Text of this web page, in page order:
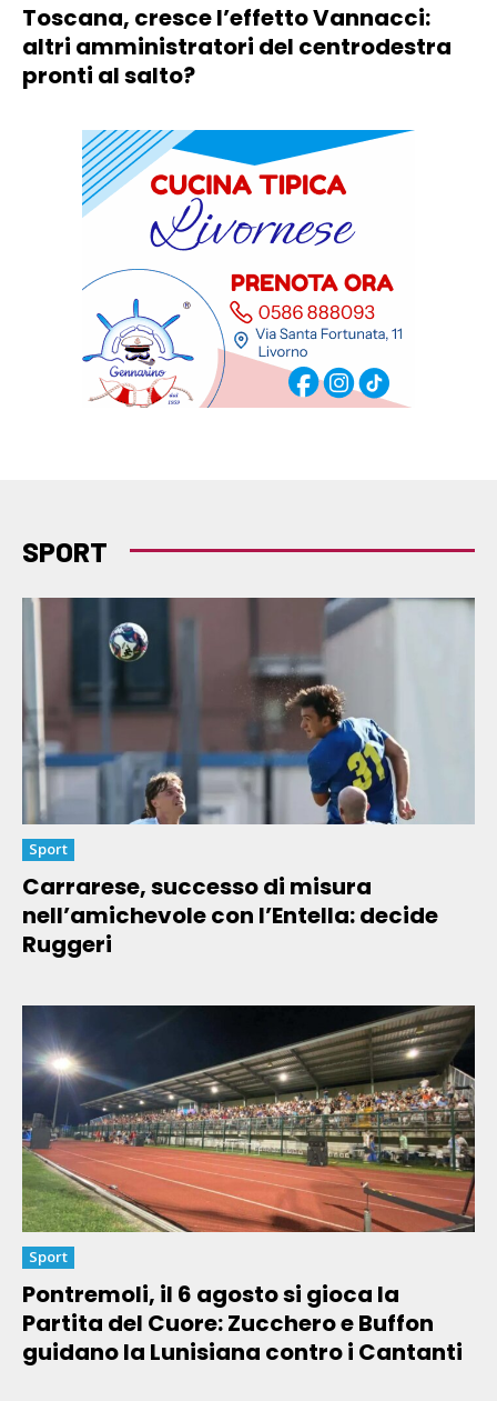
Toscana, cresce l’effetto Vannacci:
altri amministratori del centrodestra
pronti al salto?
SPORT
Sport
Carrarese, successo di misura
nell’amichevole con l’Entella: decide
Ruggeri
Sport
Pontremoli, il 6 agosto si gioca la
Partita del Cuore: Zucchero e Buffon
guidano la Lunisiana contro i Cantanti